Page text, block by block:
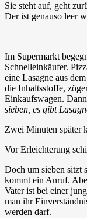
Sie steht auf, geht
Der ist genauso leer
Im Supermarkt
Schnelleinkäufer.
eine Lasagne aus
die Inhaltsstoffe,
Einkaufswagen.
sieben, es gibt
Zwei Minuten später
Vor Erleichterung
Doch um sieben sitzt
kommt ein Anruf.
Vater ist bei einer
man ihr
werden darf.